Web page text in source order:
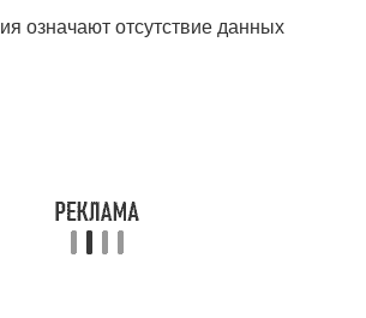
означают отсутствие данных